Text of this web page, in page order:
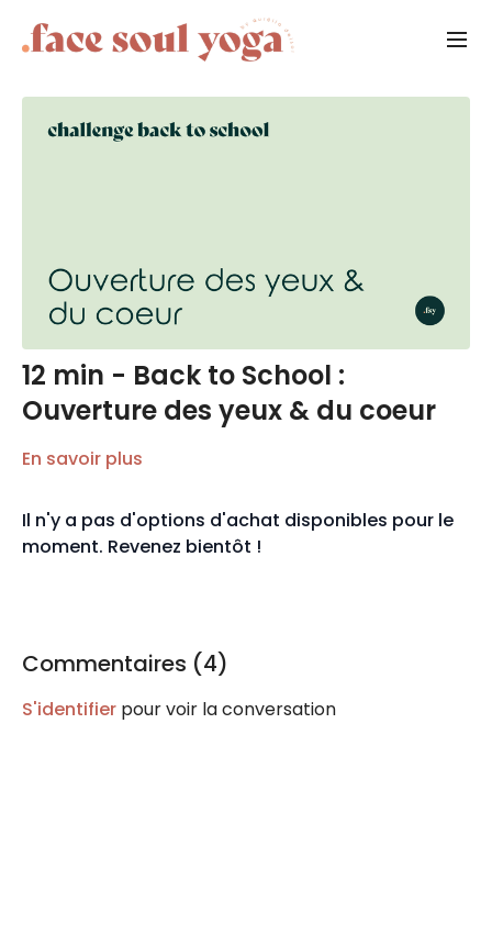
12 min - Back to School :
Ouverture des yeux & du coeur
En savoir plus
Il n'y a pas d'options d'achat disponibles pour le
moment. Revenez bientôt !
Commentaires (4)
S'identifier pour voir la conversation